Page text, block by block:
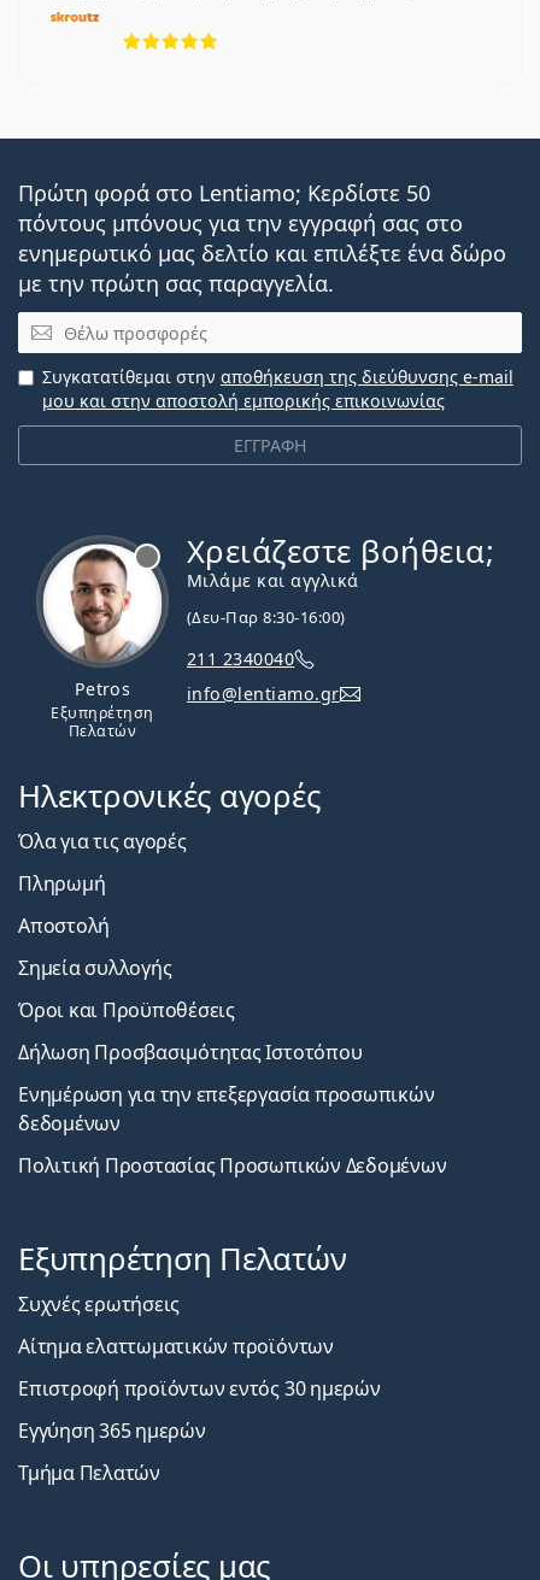
Πρώτη φορά στο Lentiamo; Κερδίστε 50
πόντους μπόνους για την εγγραφή σας στο
ενημερωτικό μας δελτίο και επιλέξτε ένα δώρο
με την πρώτη σας παραγγελία.
Email
ΕΓΓΡΑΦΗ
Συγκατατίθεμαι στην αποθήκευση της διεύθυνσης e-mail
μου και στην αποστολή εμπορικής επικοινωνίας
Petros
Εξυπηρέτηση
Πελατών
Χρειάζεστε βοήθεια;
Μιλάμε και αγγλικά
(Δευ-Παρ 8:30-16:00)
211 2340040
info@lentiamo.gr
Ηλεκτρονικές αγορές
Όλα για τις αγορές
Πληρωμή
Αποστολή
Σημεία συλλογής
Όροι και Προϋποθέσεις
Δήλωση Προσβασιμότητας Ιστοτόπου
Ενημέρωση για την επεξεργασία προσωπικών
δεδομένων
Πολιτική Προστασίας Προσωπικών Δεδομένων
Εξυπηρέτηση Πελατών
Συχνές ερωτήσεις
Αίτημα ελαττωματικών προϊόντων
Επιστροφή προϊόντων εντός 30 ημερών
Εγγύηση 365 ημερών
Τμήμα Πελατών
Οι υπηρεσίες μας